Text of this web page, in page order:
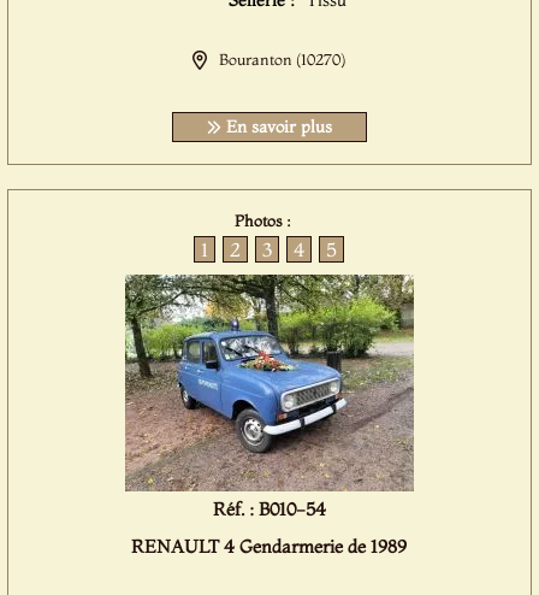
Bouranton (10270)
En savoir plus
Photos :
1 2 3 4 5
Réf. : B010-54
RENAULT 4 Gendarmerie de 1989